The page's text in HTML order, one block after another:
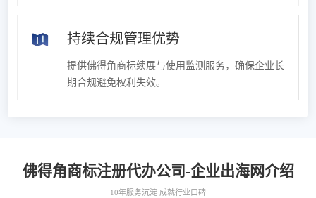
持续合规管理优势
提供佛得角商标续展与使用监测服务，确保企业长
期合规避免权利失效。
佛得角商标注册代办公司-企业出海网介绍
10年服务沉淀 成就行业口碑